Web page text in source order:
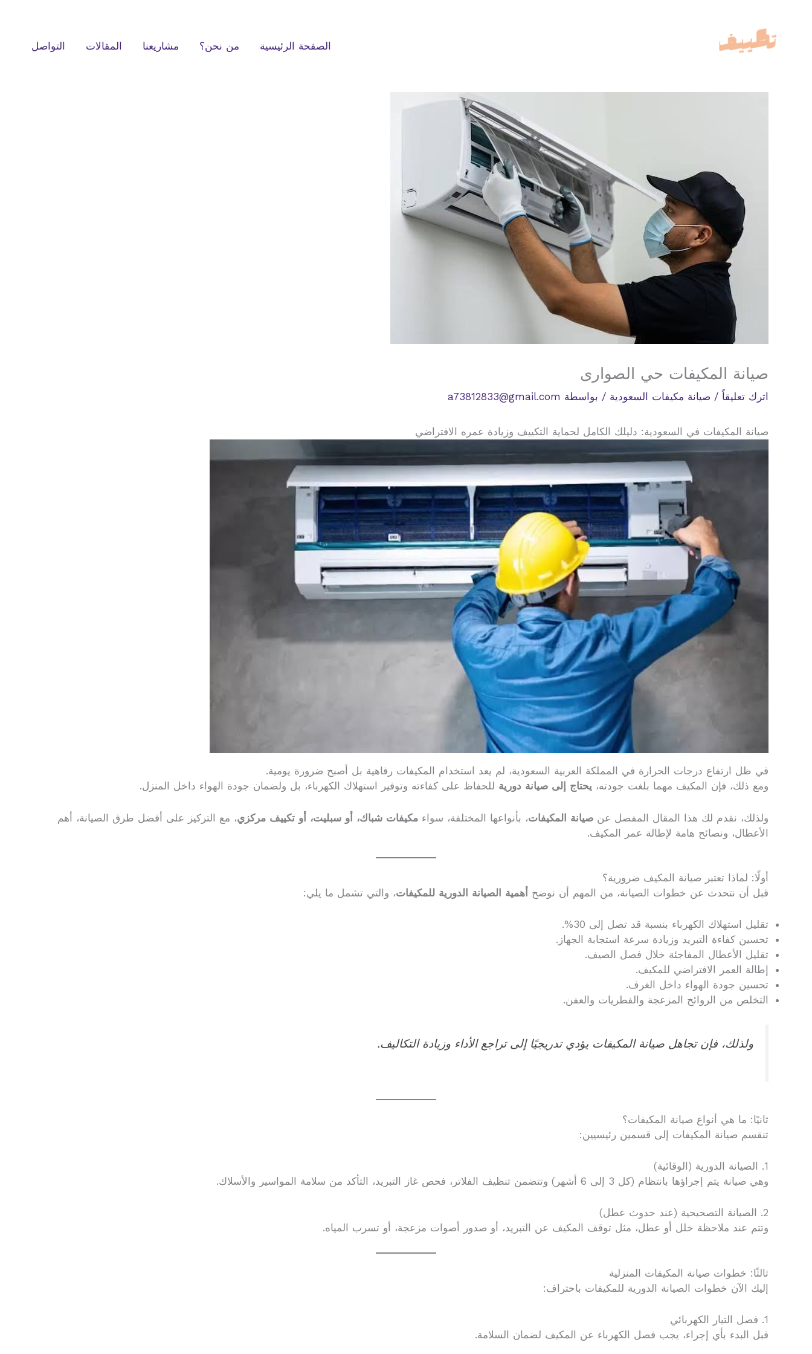
الصفحة الرئيسية من نحن؟ مشاريعنا المقالات التواصل
صيانة المكيفات حي الصوارى
اترك تعليقاً / صيانة مكيفات السعودية / بواسطة a73812833@gmail.com
صيانة المكيفات في السعودية: دليلك الكامل لحماية التكييف وزيادة عمره الافتراضي
في ظل ارتفاع درجات الحرارة في المملكة العربية السعودية، لم يعد استخدام المكيفات رفاهية بل أصبح ضرورة يومية.
ومع ذلك، فإن المكيف مهما بلغت جودته، يحتاج إلى صيانة دورية للحفاظ على كفاءته وتوفير استهلاك الكهرباء، بل ولضمان جودة الهواء داخل المنزل.
ولذلك، نقدم لك هذا المقال المفصل عن صيانة المكيفات، بأنواعها المختلفة، سواء مكيفات شباك، أو سبليت، أو تكييف مركزي، مع التركيز على أفضل طرق الصيانة، أهم
الأعطال، ونصائح هامة لإطالة عمر المكيف.
أولًا: لماذا تعتبر صيانة المكيف ضرورية؟
قبل أن نتحدث عن خطوات الصيانة، من المهم أن نوضح أهمية الصيانة الدورية للمكيفات، والتي تشمل ما يلي:
تقليل استهلاك الكهرباء بنسبة قد تصل إلى 30%.
تحسين كفاءة التبريد وزيادة سرعة استجابة الجهاز.
تقليل الأعطال المفاجئة خلال فصل الصيف.
إطالة العمر الافتراضي للمكيف.
تحسين جودة الهواء داخل الغرف.
التخلص من الروائح المزعجة والفطريات والعفن.
ولذلك، فإن تجاهل صيانة المكيفات يؤدي تدريجيًا إلى تراجع الأداء وزيادة التكاليف.
ثانيًا: ما هي أنواع صيانة المكيفات؟
تنقسم صيانة المكيفات إلى قسمين رئيسيين:
1. الصيانة الدورية (الوقائية)
وهي صيانة يتم إجراؤها بانتظام (كل 3 إلى 6 أشهر) وتتضمن تنظيف الفلاتر، فحص غاز التبريد، التأكد من سلامة المواسير والأسلاك.
2. الصيانة التصحيحية (عند حدوث عطل)
وتتم عند ملاحظة خلل أو عطل، مثل توقف المكيف عن التبريد، أو صدور أصوات مزعجة، أو تسرب المياه.
ثالثًا: خطوات صيانة المكيفات المنزلية
إليك الآن خطوات الصيانة الدورية للمكيفات باحتراف:
1. فصل التيار الكهربائي
قبل البدء بأي إجراء، يجب فصل الكهرباء عن المكيف لضمان السلامة.